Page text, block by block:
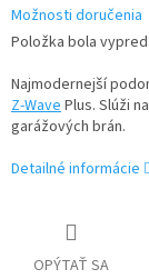
Možnosti doručenia
Položka bola
Najmodernejší
Z-WavePlus. Slúži
garážových brán.
Detailné informácie
OPÝTAŤ SA